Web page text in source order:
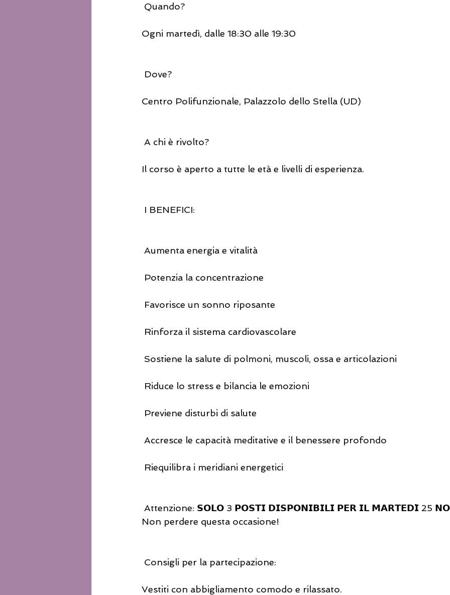
Quando?
Ogni martedì, dalle 18:30 alle 19:30
Dove?
Centro Polifunzionale, Palazzolo dello Stella (UD)
A chi è rivolto?
Il corso è aperto a tutte le età e livelli di esperienza.
I BENEFICI:
Aumenta energia e vitalità
Potenzia la concentrazione
Favorisce un sonno riposante
Rinforza il sistema cardiovascolare
Sostiene la salute di polmoni, muscoli, ossa e articolazioni
Riduce lo stress e bilancia le emozioni
Previene disturbi di salute
Accresce le capacità meditative e il benessere profondo
Riequilibra i meridiani energetici
Non perdere questa occasione!
Consigli per la partecipazione:
Vestiti con abbigliamento comodo e rilassato.